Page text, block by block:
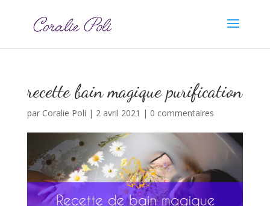
recette bain magique purification
par Coralie Poli | 2 avril 2021 | 0 commentaires